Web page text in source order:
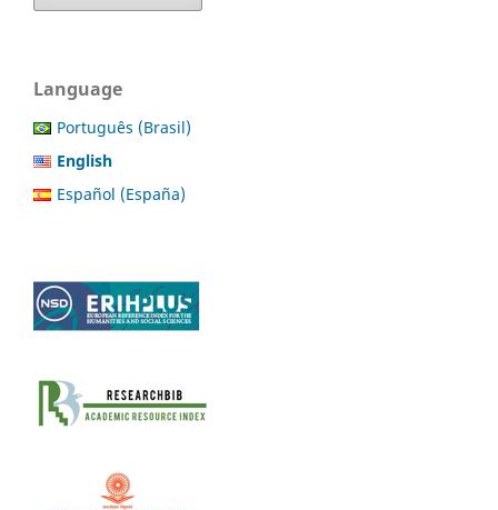
Language
Português (Brasil)
English
Español (España)